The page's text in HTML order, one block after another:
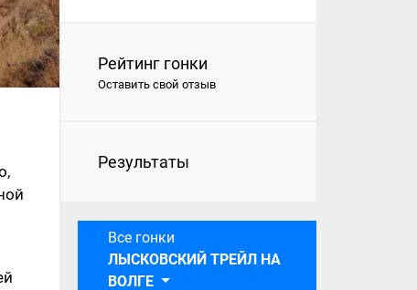
Рейтинг гонки
Оставить свой отзыв
Результаты
Все гонки
ЛЫСКОВСКИЙ ТРЕЙЛ НА
ВОЛГЕ